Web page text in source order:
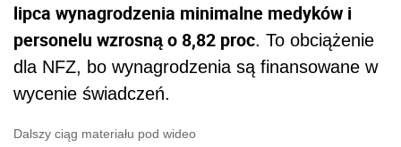
lipca wynagrodzenia minimalne medyków i
personelu wzrosną o 8,82 proc. To obciążenie
dla NFZ, bo wynagrodzenia są finansowane w
wycenie świadczeń.
Dalszy ciąg materiału pod wideo